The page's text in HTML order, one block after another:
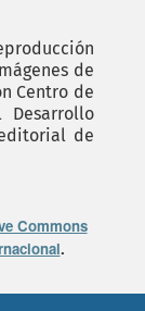
de
Centro de
Desarrollo
de
Commons
.